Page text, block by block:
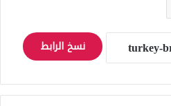
نسخ الرابط